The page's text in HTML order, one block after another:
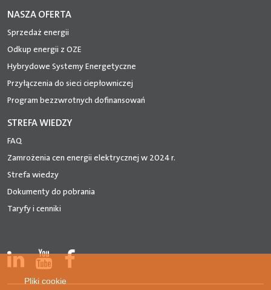
NASZA OFERTA
Sprzedaż energii
Odkup energii z OZE
Hybrydowe Systemy Energetyczne
Przyłączenia do sieci ciepłowniczej
Program bezzwrotnych dofinansowań
STREFA WIEDZY
FAQ
Zamrożenia cen energii elektrycznej w 2024 r.
Strefa wiedzy
Dokumenty do pobrania
Taryfy i cenniki
Pliki cookie